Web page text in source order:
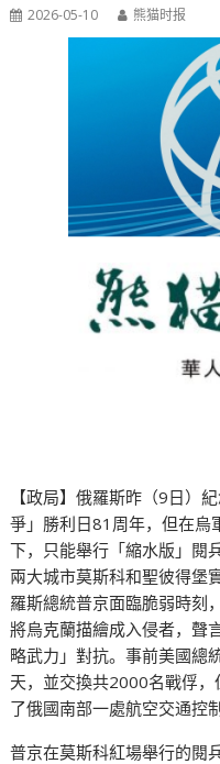
2026-05-10 熊猫时报
【政局】俄羅斯昨（9日）
爭」勝利日81周年，但在烏
下，只能舉行「縮水版」閱
兩大城市莫斯科和聖彼得堡
羅斯總統普京面臨脆弱時刻
將烏克蘭描繪成入侵者，聲
略武力」對抗。事前美國總
天，並交換共2000名戰俘
了俄國南部一處航空交通控
普京在莫斯科紅場舉行的閱